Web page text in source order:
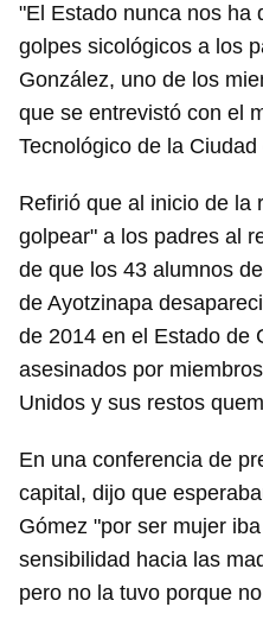
"El Estado nunca nos ha
golpes sicológicos a los
González, uno de los
que se entrevistó con el
Tecnológico de la
Refirió que al inicio de la
golpear" a los padres al
de que los 43 alumnos
de Ayotzinapa
de 2014 en el Estado de
asesinados por
Unidos y sus restos
En una conferencia de
capital, dijo que
Gómez "por ser mujer
sensibilidad hacia las
pero no la tuvo porque